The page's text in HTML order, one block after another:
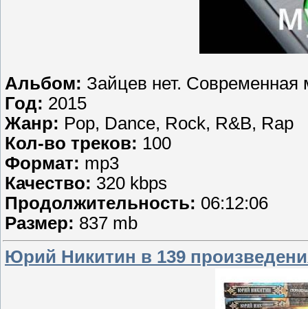
Альбом: Зайцев нет. Современная
Год: 2015
Жанр: Pop, Dance, Rock, R&B, Rap
Кол-во треков: 100
Формат: mp3
Качество: 320 kbps
Продолжительность: 06:12:06
Размер: 837 mb
Юрий Никитин в 139